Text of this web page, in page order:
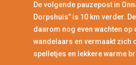
De volgende pauzepost in
Dorpshuis” is 10 km verder.
daarom nog even wachten op
wandelaars en vermaakt zich
spelletjes en lekkere warme